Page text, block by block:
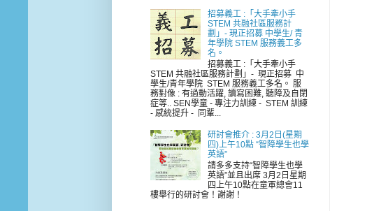
招募義工 :「大手牽小手
STEM 共融社區服務計
劃」- 現正招募 中學生/ 青
年學院 STEM 服務義工多
名。
招募義工 :「大手牽小手
STEM 共融社區服務計劃」- 現正招募 中
學生/青年學院 STEM 服務義工多名。 服
務對像 : 有過動活躍, 讀寫困難, 聽障及自閉
症等.. SEN學童 - 專注力訓練 - STEM 訓練
- 感統提升 - 同輩...
研討會推介 : 3月2日(星期
四)上午10點 “智障學生也學
英語”
請多多支持“智障學生也學
英語”並且出席 3月2日星期
四上午10點在童軍總會11
樓舉行的研討會！謝謝！